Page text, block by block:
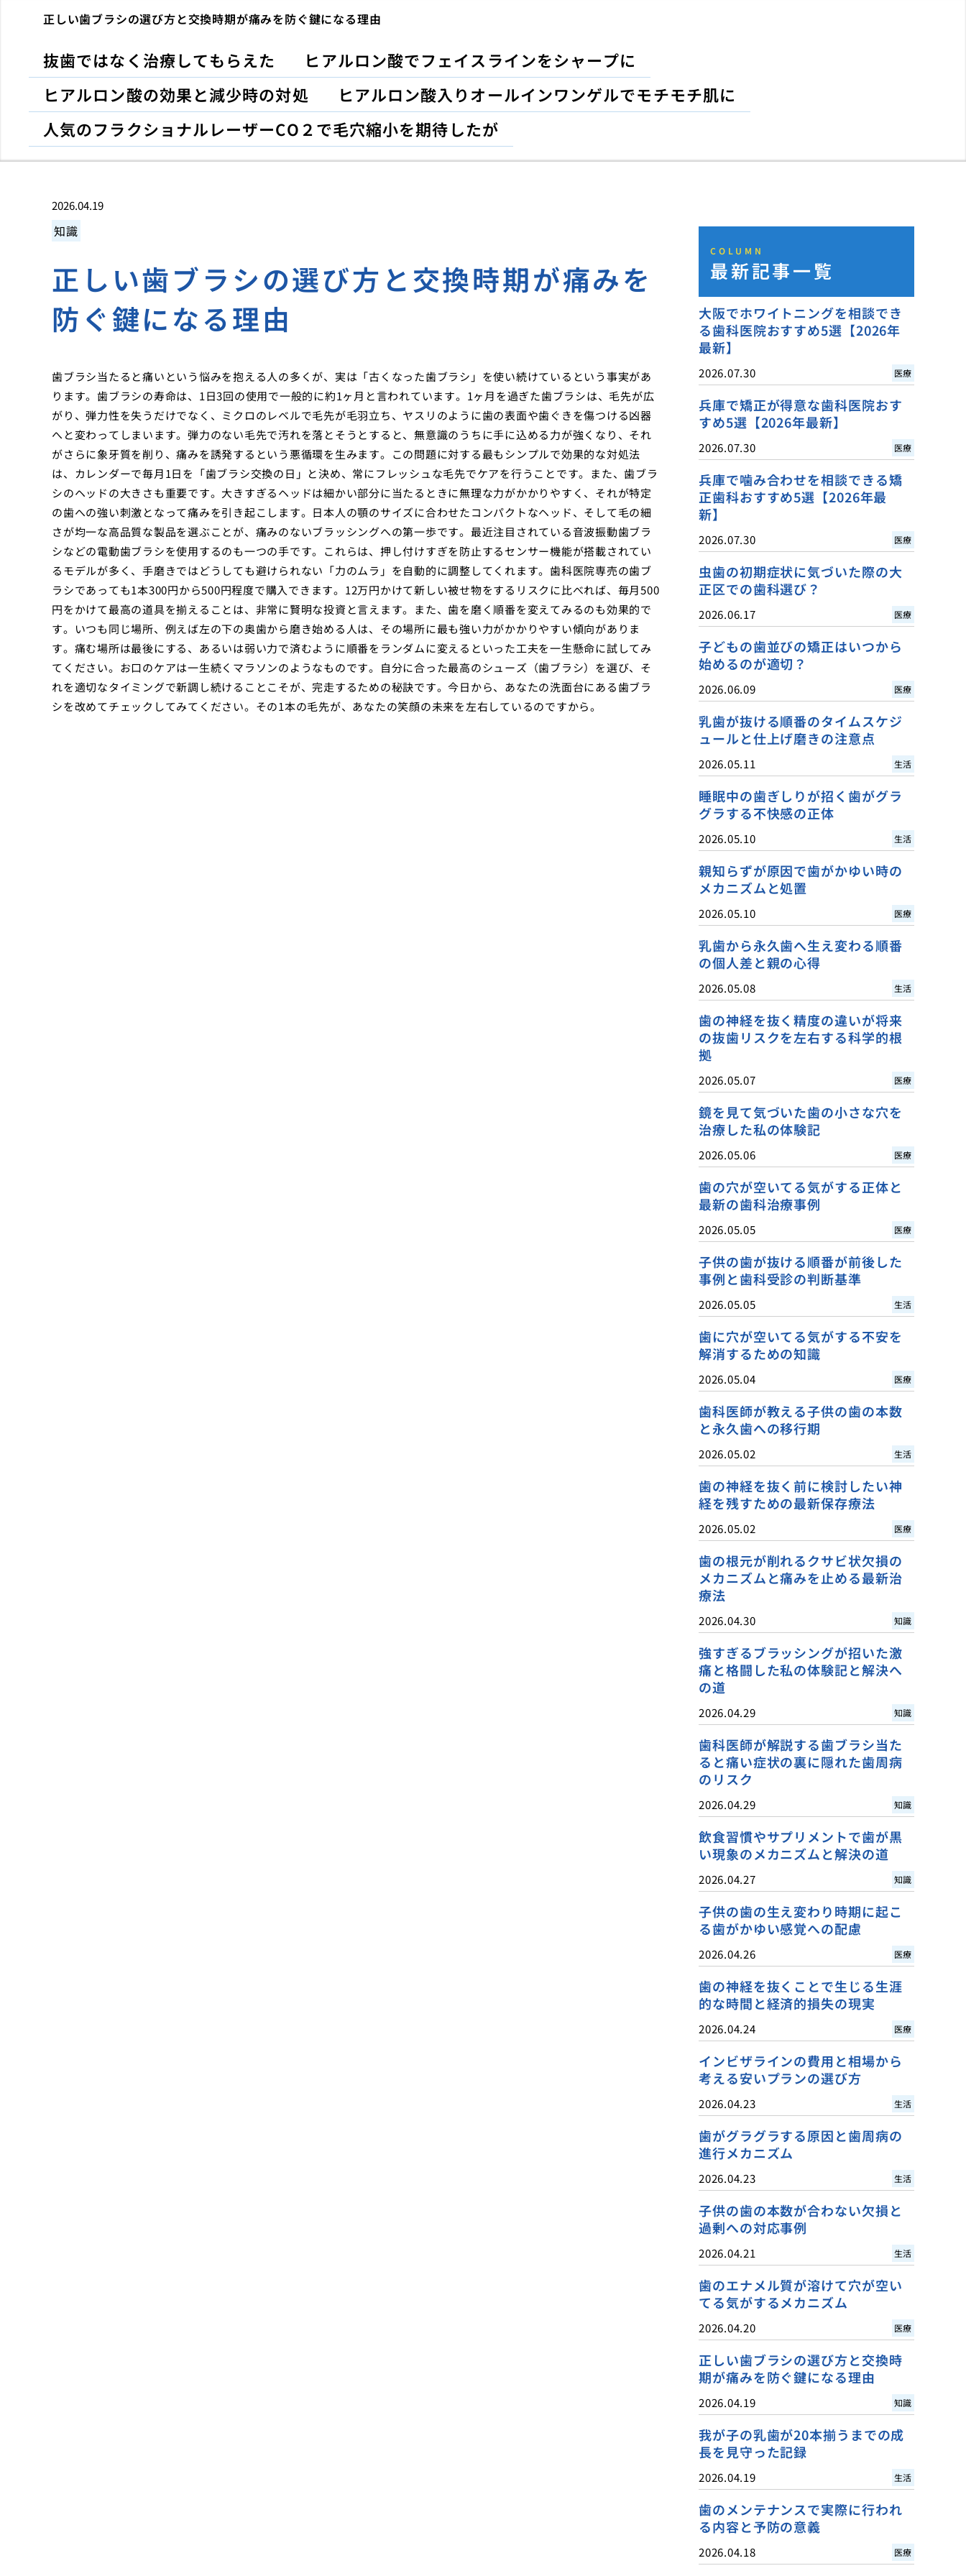
正しい歯ブラシの選び方と交換時期が痛みを防ぐ鍵になる理由
抜歯ではなく治療してもらえた
ヒアルロン酸でフェイスラインをシャープに
ヒアルロン酸の効果と減少時の対処
ヒアルロン酸入りオールインワンゲルでモチモチ肌に
人気のフラクショナルレーザーCO２で毛穴縮小を期待したが
2026.04.19
知識
正しい歯ブラシの選び方と交換時期が痛みを
防ぐ鍵になる理由
歯ブラシ当たると痛いという悩みを抱える人の多くが、実は「古くなった歯ブラシ」を使い続けているという事実があ
ります。歯ブラシの寿命は、1日3回の使用で一般的に約1ヶ月と言われています。1ヶ月を過ぎた歯ブラシは、毛先が広
がり、弾力性を失うだけでなく、ミクロのレベルで毛先が毛羽立ち、ヤスリのように歯の表面や歯ぐきを傷つける凶器
へと変わってしまいます。弾力のない毛先で汚れを落とそうとすると、無意識のうちに手に込める力が強くなり、それ
がさらに象牙質を削り、痛みを誘発するという悪循環を生みます。この問題に対する最もシンプルで効果的な対処法
は、カレンダーで毎月1日を「歯ブラシ交換の日」と決め、常にフレッシュな毛先でケアを行うことです。また、歯ブラ
シのヘッドの大きさも重要です。大きすぎるヘッドは細かい部分に当たるときに無理な力がかかりやすく、それが特定
の歯への強い刺激となって痛みを引き起こします。日本人の顎のサイズに合わせたコンパクトなヘッド、そして毛の細
さが均一な高品質な製品を選ぶことが、痛みのないブラッシングへの第一歩です。最近注目されている音波振動歯ブラ
シなどの電動歯ブラシを使用するのも一つの手です。これらは、押し付けすぎを防止するセンサー機能が搭載されてい
るモデルが多く、手磨きではどうしても避けられない「力のムラ」を自動的に調整してくれます。歯科医院専売の歯ブ
ラシであっても1本300円から500円程度で購入できます。12万円かけて新しい被せ物をするリスクに比べれば、毎月500
円をかけて最高の道具を揃えることは、非常に賢明な投資と言えます。また、歯を磨く順番を変えてみるのも効果的で
す。いつも同じ場所、例えば左の下の奥歯から磨き始める人は、その場所に最も強い力がかかりやすい傾向がありま
す。痛む場所は最後にする、あるいは弱い力で済むように順番をランダムに変えるといった工夫を一生懸命に試してみ
てください。お口のケアは一生続くマラソンのようなものです。自分に合った最高のシューズ（歯ブラシ）を選び、そ
れを適切なタイミングで新調し続けることこそが、完走するための秘訣です。今日から、あなたの洗面台にある歯ブラ
シを改めてチェックしてみてください。その1本の毛先が、あなたの笑顔の未来を左右しているのですから。
COLUMN
最新記事一覧
大阪でホワイトニングを相談でき
る歯科医院おすすめ5選【2026年
最新】
2026.07.30 医療
兵庫で矯正が得意な歯科医院おす
すめ5選【2026年最新】
2026.07.30 医療
兵庫で噛み合わせを相談できる矯
正歯科おすすめ5選【2026年最
新】
2026.07.30 医療
虫歯の初期症状に気づいた際の大
正区での歯科選び？
2026.06.17 医療
子どもの歯並びの矯正はいつから
始めるのが適切？
2026.06.09 医療
乳歯が抜ける順番のタイムスケジ
ュールと仕上げ磨きの注意点
2026.05.11 生活
睡眠中の歯ぎしりが招く歯がグラ
グラする不快感の正体
2026.05.10 生活
親知らずが原因で歯がかゆい時の
メカニズムと処置
2026.05.10 医療
乳歯から永久歯へ生え変わる順番
の個人差と親の心得
2026.05.08 生活
歯の神経を抜く精度の違いが将来
の抜歯リスクを左右する科学的根
拠
2026.05.07 医療
鏡を見て気づいた歯の小さな穴を
治療した私の体験記
2026.05.06 医療
歯の穴が空いてる気がする正体と
最新の歯科治療事例
2026.05.05 医療
子供の歯が抜ける順番が前後した
事例と歯科受診の判断基準
2026.05.05 生活
歯に穴が空いてる気がする不安を
解消するための知識
2026.05.04 医療
歯科医師が教える子供の歯の本数
と永久歯への移行期
2026.05.02 生活
歯の神経を抜く前に検討したい神
経を残すための最新保存療法
2026.05.02 医療
歯の根元が削れるクサビ状欠損の
メカニズムと痛みを止める最新治
療法
2026.04.30 知識
強すぎるブラッシングが招いた激
痛と格闘した私の体験記と解決へ
の道
2026.04.29 知識
歯科医師が解説する歯ブラシ当た
ると痛い症状の裏に隠れた歯周病
のリスク
2026.04.29 知識
飲食習慣やサプリメントで歯が黒
い現象のメカニズムと解決の道
2026.04.27 知識
子供の歯の生え変わり時期に起こ
る歯がかゆい感覚への配慮
2026.04.26 医療
歯の神経を抜くことで生じる生涯
的な時間と経済的損失の現実
2026.04.24 医療
インビザラインの費用と相場から
考える安いプランの選び方
2026.04.23 生活
歯がグラグラする原因と歯周病の
進行メカニズム
2026.04.23 生活
子供の歯の本数が合わない欠損と
過剰への対応事例
2026.04.21 生活
歯のエナメル質が溶けて穴が空い
てる気がするメカニズム
2026.04.20 医療
正しい歯ブラシの選び方と交換時
期が痛みを防ぐ鍵になる理由
2026.04.19 知識
我が子の乳歯が20本揃うまでの成
長を見守った記録
2026.04.19 生活
歯のメンテナンスで実際に行われ
る内容と予防の意義
2026.04.18 医療